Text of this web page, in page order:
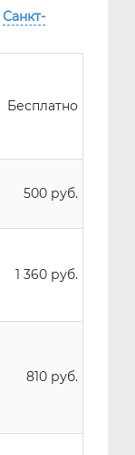
Санкт-
Бесплатно
500 руб.
1 360 руб.
810 руб.